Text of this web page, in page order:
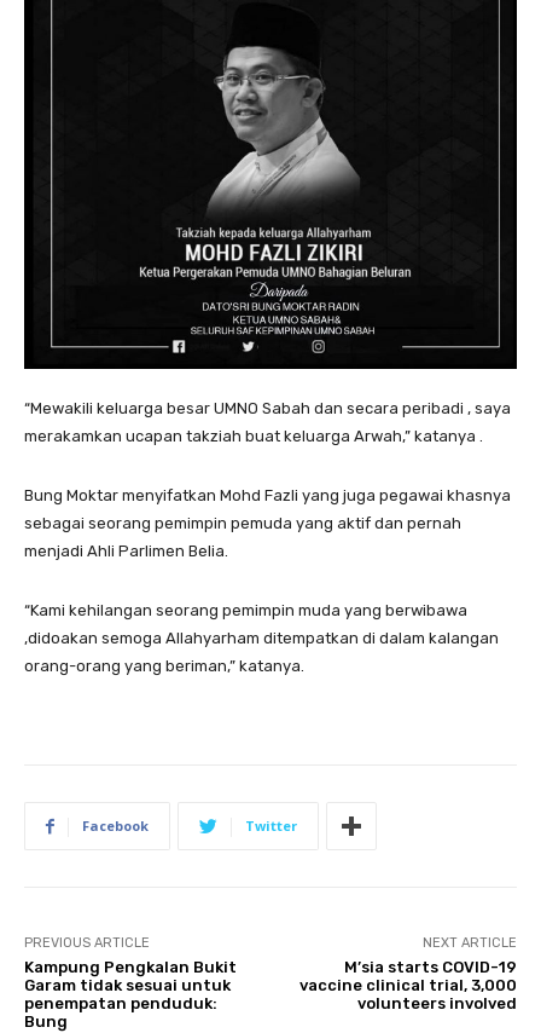
“Mewakili keluarga besar UMNO Sabah dan secara peribadi , saya
merakamkan ucapan takziah buat keluarga Arwah,” katanya .
Bung Moktar menyifatkan Mohd Fazli yang juga pegawai khasnya
sebagai seorang pemimpin pemuda yang aktif dan pernah
menjadi Ahli Parlimen Belia.
“Kami kehilangan seorang pemimpin muda yang berwibawa
,didoakan semoga Allahyarham ditempatkan di dalam kalangan
orang-orang yang beriman,” katanya.
Facebook Twitter
PREVIOUS ARTICLE
Kampung Pengkalan Bukit
Garam tidak sesuai untuk
penempatan penduduk:
Bung
NEXT ARTICLE
M’sia starts COVID-19
vaccine clinical trial, 3,000
volunteers involved